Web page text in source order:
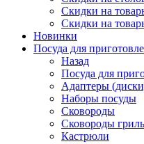
Скидки на
Скидки на
Новинки
Посуда для
Назад
Посуда для
Адаптеры
Наборы посуды
Сковороды
Сковороды гриль
Кастрюли